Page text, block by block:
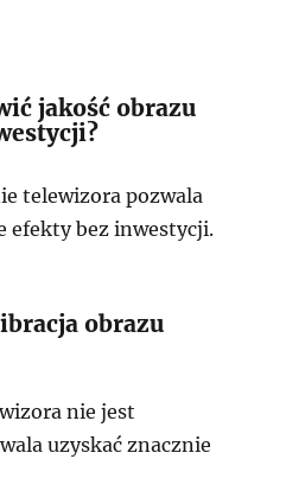
jakość obrazu
telewizora pozwala
efekty bez inwestycji.
obrazu
nie jest
uzyskać znacznie